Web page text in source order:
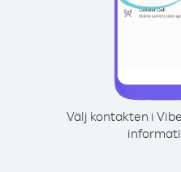
Välj kontakten i